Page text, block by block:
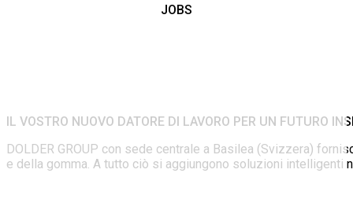
JOBS
IL VOSTRO NUOVO DATORE DI LAVORO PER UN FUTURO
DOLDER GROUP con sede centrale a Basilea (Svizzera)
e della gomma. A tutto ciò si aggiungono soluzioni intelligenti